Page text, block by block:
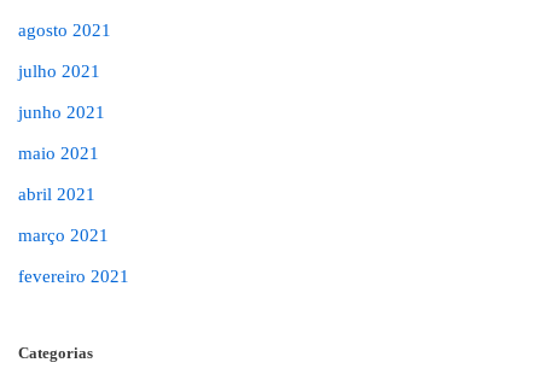
agosto 2021
julho 2021
junho 2021
maio 2021
abril 2021
março 2021
fevereiro 2021
Categorias